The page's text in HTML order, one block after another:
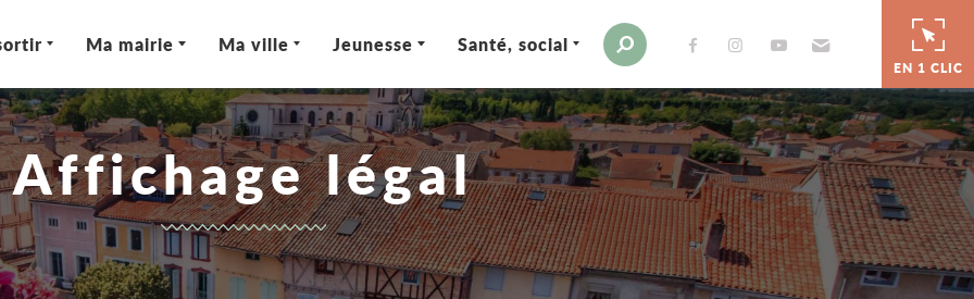
EN 1 CLIC
Moteur de recherche
Ma mairie Ma ville Jeunesse Santé, social Envoyer par e-mail
Affichage légal